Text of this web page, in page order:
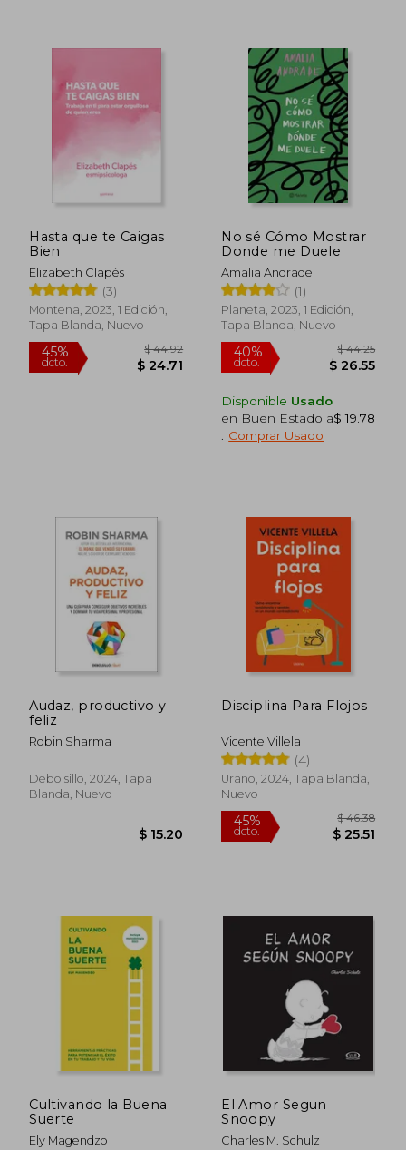
40%
dcto.
$ 40.92 45%
dcto.
Hasta que te Caigas
Bien
Elizabeth Clapés
(3)
Montena, 2023, 1 Edición,
Tapa Blanda, Nuevo
No sé Cómo Mostrar
Donde me Duele
Amalia Andrade
(1)
Planeta, 2023, 1 Edición,
Tapa Blanda, Nuevo
40%
dcto.
Disponible Usado
en Buen Estado a$ 19.78
Comprar Usado
Audaz, productivo y
feliz
Robin Sharma
Debolsillo, 2024, Tapa
Blanda, Nuevo
Disciplina Para Flojos
Vicente Villela
(4)
Urano, 2024, Tapa Blanda,
Nuevo
Cultivando la Buena
Suerte
Ely Magendzo
El Amor Segun
Snoopy
Charles M. Schulz